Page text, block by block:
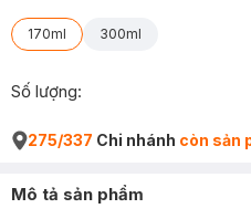
170ml 300ml
Số lượng:
275/337 Chi nhánh còn sản
Mô tả sản phẩm